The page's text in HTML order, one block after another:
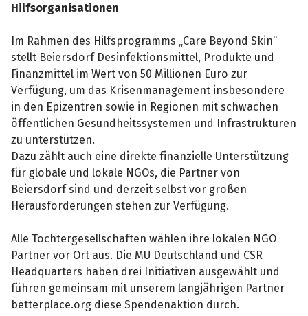
Hilfsorganisationen
Im Rahmen des Hilfsprogramms „Care Beyond Skin“
stellt Beiersdorf Desinfektionsmittel, Produkte und
Finanzmittel im Wert von 50 Millionen Euro zur
Verfügung, um das Krisenmanagement insbesondere
in den Epizentren sowie in Regionen mit schwachen
öffentlichen Gesundheitssystemen und Infrastrukturen
zu unterstützen.
Dazu zählt auch eine direkte finanzielle Unterstützung
für globale und lokale NGOs, die Partner von
Beiersdorf sind und derzeit selbst vor großen
Herausforderungen stehen zur Verfügung.
Alle Tochtergesellschaften wählen ihre lokalen NGO
Partner vor Ort aus. Die MU Deutschland und CSR
Headquarters haben drei Initiativen ausgewählt und
führen gemeinsam mit unserem langjährigen Partner
betterplace.org diese Spendenaktion durch.